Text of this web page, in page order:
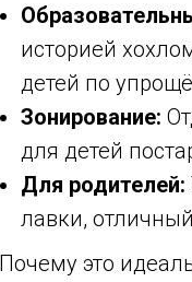
историей
детей по
Зонирование:
для детей
Для родителей:
лавки,
Почему это